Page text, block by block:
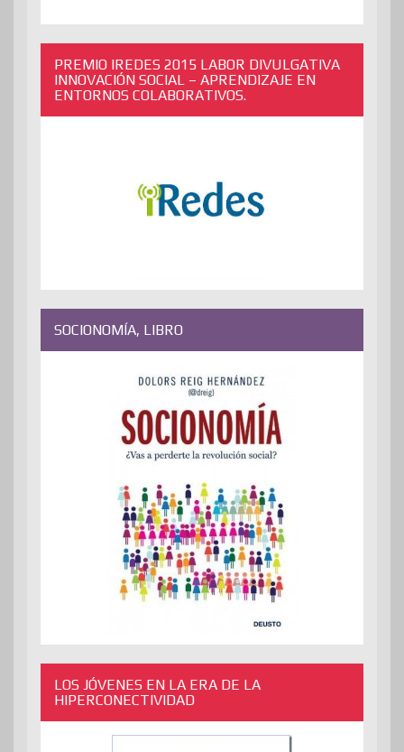
PREMIO IREDES 2015 LABOR DIVULGATIVA
INNOVACIÓN SOCIAL – APRENDIZAJE EN
ENTORNOS COLABORATIVOS.
SOCIONOMÍA, LIBRO
LOS JÓVENES EN LA ERA DE LA
HIPERCONECTIVIDAD